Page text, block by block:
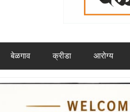
बेळगाव क्रीडा आरोग्य